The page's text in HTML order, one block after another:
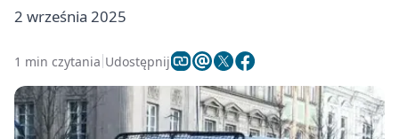
2 września 2025
1 min czytania Udostępnij